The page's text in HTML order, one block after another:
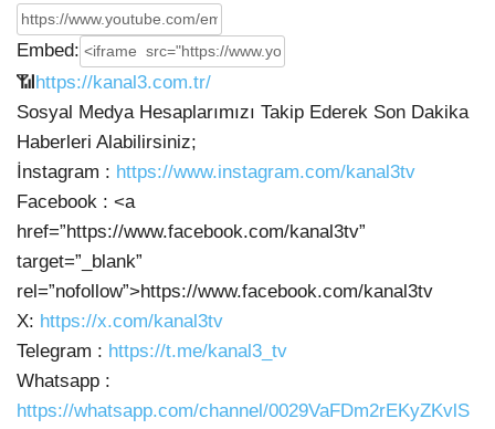
Embed:
📶https://kanal3.com.tr/
Sosyal Medya Hesaplarımızı Takip Ederek Son Dakika
Haberleri Alabilirsiniz;
İnstagram : https://www.instagram.com/kanal3tv
Facebook : <a
href=”https://www.facebook.com/kanal3tv”
target=”_blank”
rel=”nofollow”>https://www.facebook.com/kanal3tv
X: https://x.com/kanal3tv
Telegram : https://t.me/kanal3_tv
Whatsapp :
https://whatsapp.com/channel/0029VaFDm2rEKyZKvlS